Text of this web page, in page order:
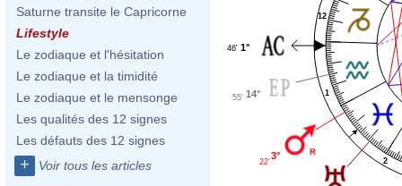
Saturne transite le Capricorne
Lifestyle
Le zodiaque et l'hésitation
Le zodiaque et la timidité
Le zodiaque et le mensonge
Les qualités des 12 signes
Les défauts des 12 signes
+ Voir tous les articles
1
2
12
1°
46'
14°
55'
3°
22'